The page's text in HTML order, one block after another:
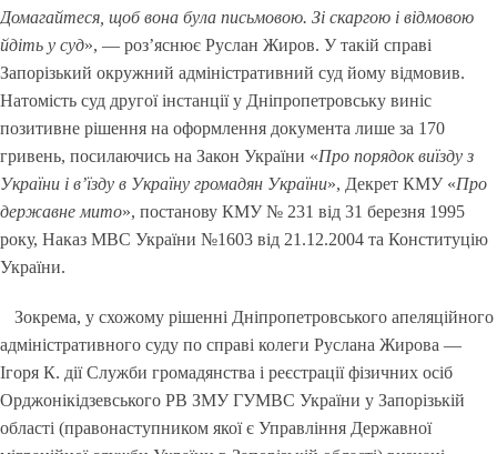
Домагайтеся, щоб вона була письмовою. Зі скаргою і відмовою
йдіть у суд», — роз’яснює Руслан Жиров. У такій справі
Запорізький окружний адміністративний суд йому відмовив.
Натомість суд другої інстанції у Дніпропетровську виніс
позитивне рішення на оформлення документа лише за 170
гривень, посилаючись на Закон України «Про порядок виїзду з
України і в’їзду в Україну громадян України», Декрет КМУ «Про
державне мито», постанову КМУ № 231 від 31 березня 1995
року, Наказ МВС України №1603 від 21.12.2004 та Конституцію
України.
Зокрема, у схожому рішенні Дніпропетровського апеляційного
адміністративного суду по справі колеги Руслана Жирова —
Ігоря К. дії Служби громадянства і реєстрації фізичних осіб
Орджонікідзевського РВ ЗМУ ГУМВС України у Запорізькій
області (правонаступником якої є Управління Державної